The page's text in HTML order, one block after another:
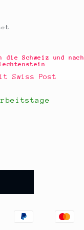
die Schweiz und nach
Swiss Post